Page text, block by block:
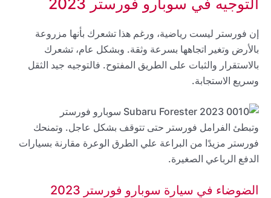
إن فورستر ليست رياضية، ورغم هذا تشعرك بأنها مزروعة
بالأرض وتغير اتجاهها بسرعة وثقة. وبشكل عام، تشعرك
بالاستقرار والثبات على الطريق المفتوح. فالتوجيه جيد الثقل
وسريع الاستجابة.
وتبطئ الفرامل فورستر حتى تتوقف بشكل عاجل. وتمنحك
فورستر مزيدًا من البراعة علي الطرق الوعرة مقارنة بسيارات
الدفع الرباعي الصغيرة.
الضوضاء في سيارة سوبارو فورستر 2023